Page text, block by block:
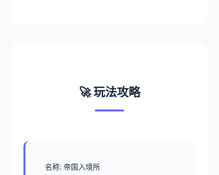
🚀 玩法攻略
名称: 帝国入境所